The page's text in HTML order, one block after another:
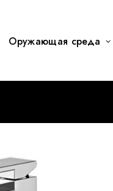
Oружающая среда